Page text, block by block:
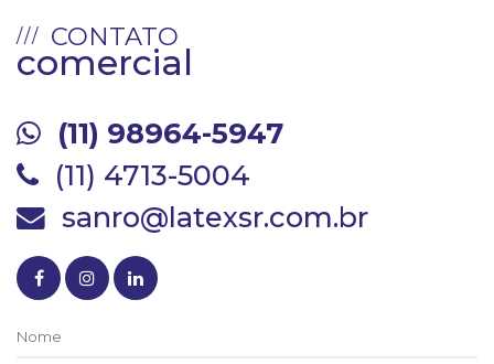
CONTATO
comercial
(11) 98964-5947
(11) 4713-5004
sanro@latexsr.com.br